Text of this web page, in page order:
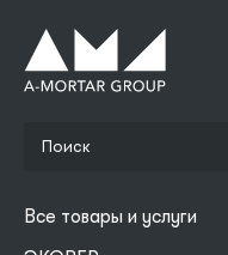
Все товары и услуги